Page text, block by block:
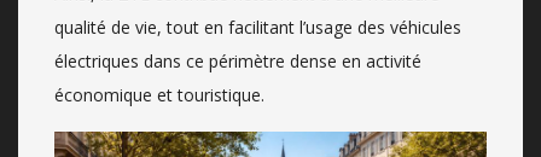
qualité de vie, tout en facilitant l’usage des véhicules
électriques dans ce périmètre dense en activité
économique et touristique.